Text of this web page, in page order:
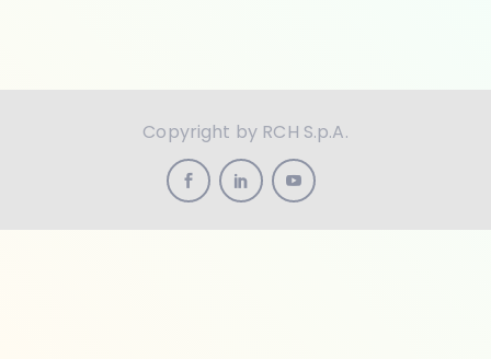
Copyright by RCH S.p.A.